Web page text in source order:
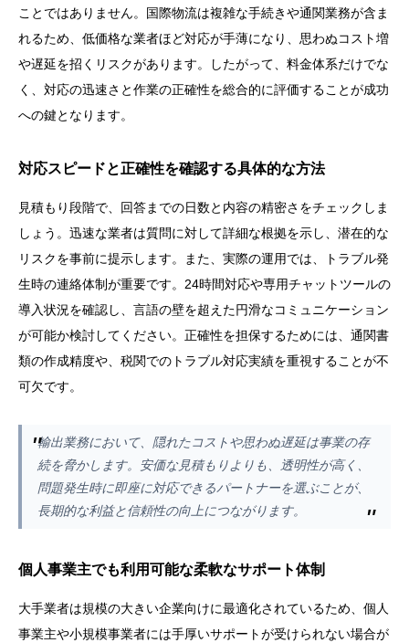
ことではありません。国際物流は複雑な手続きや通関業務が含ま
れるため、低価格な業者ほど対応が手薄になり、思わぬコスト増
や遅延を招くリスクがあります。したがって、料金体系だけでな
く、対応の迅速さと作業の正確性を総合的に評価することが成功
への鍵となります。
対応スピードと正確性を確認する具体的な方法
見積もり段階で、回答までの日数と内容の精密さをチェックしま
しょう。迅速な業者は質問に対して詳細な根拠を示し、潜在的な
リスクを事前に提示します。また、実際の運用では、トラブル発
生時の連絡体制が重要です。24時間対応や専用チャットツールの
導入状況を確認し、言語の壁を超えた円滑なコミュニケーション
が可能か検討してください。正確性を担保するためには、通関書
類の作成精度や、税関でのトラブル対応実績を重視することが不
可欠です。
輸出業務において、隠れたコストや思わぬ遅延は事業の存
続を脅かします。安価な見積もりよりも、透明性が高く、
問題発生時に即座に対応できるパートナーを選ぶことが、
長期的な利益と信頼性の向上につながります。
個人事業主でも利用可能な柔軟なサポート体制
大手業者は規模の大きい企業向けに最適化されているため、個人
事業主や小規模事業者には手厚いサポートが受けられない場合が